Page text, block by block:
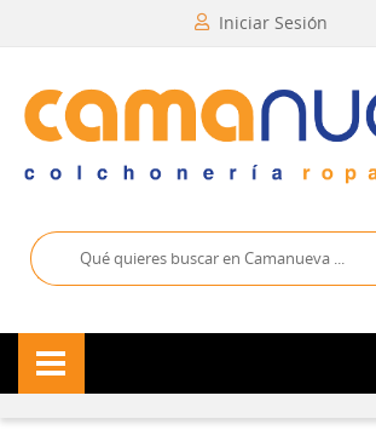
Iniciar Sesión